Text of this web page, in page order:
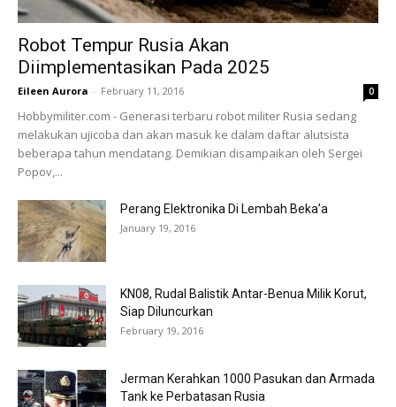
Robot Tempur Rusia Akan
Diimplementasikan Pada 2025
Eileen Aurora - February 11, 2016 0
Hobbymiliter.com - Generasi terbaru robot militer Rusia sedang
melakukan ujicoba dan akan masuk ke dalam daftar alutsista
beberapa tahun mendatang. Demikian disampaikan oleh Sergei
Popov,...
Perang Elektronika Di Lembah Beka’a
January 19, 2016
KN08, Rudal Balistik Antar-Benua Milik Korut,
Siap Diluncurkan
February 19, 2016
Jerman Kerahkan 1000 Pasukan dan Armada
Tank ke Perbatasan Rusia